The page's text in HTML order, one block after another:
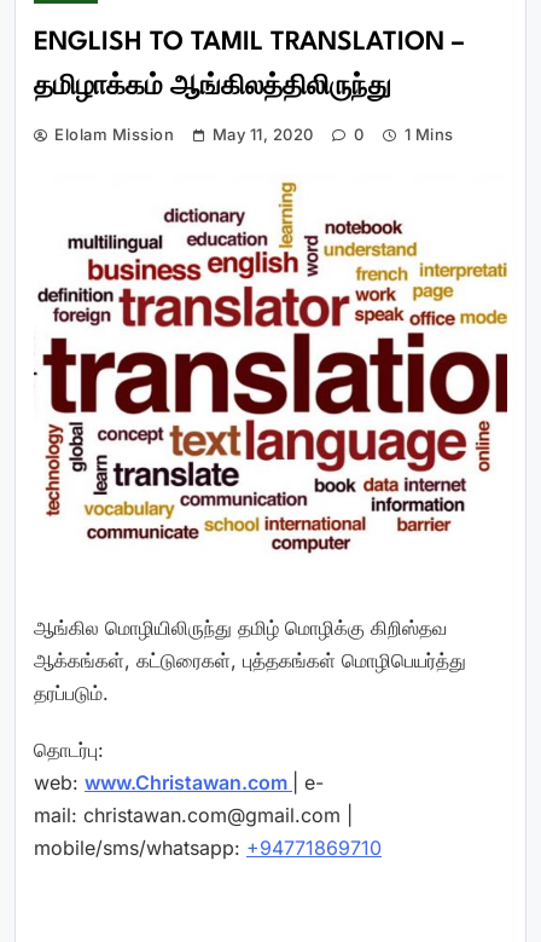
ENGLISH TO TAMIL TRANSLATION –
தமிழாக்கம் ஆங்கிலத்திலிருந்து
Elolam Mission May 11, 2020 0 1 Mins
ஆங்கில மொழியிலிருந்து தமிழ் மொழிக்கு கிறிஸ்தவ
ஆக்கங்கள், கட்டுரைகள், புத்தகங்கள் மொழிபெயர்த்து
தரப்படும்.
தொடர்பு:
web: www.Christawan.com
| e-
mail: christawan.com@gmail.com
mobile/sms/whatsapp: +94771869710